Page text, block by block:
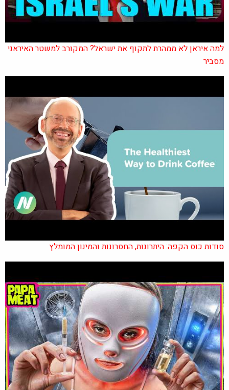
למה איראן לא ממהרת לתקוף את ישראל? המקורב למשטר האיראני
מסביר
סודות כוס הקפה: היתרונות, החסרונות והמינון המומלץ